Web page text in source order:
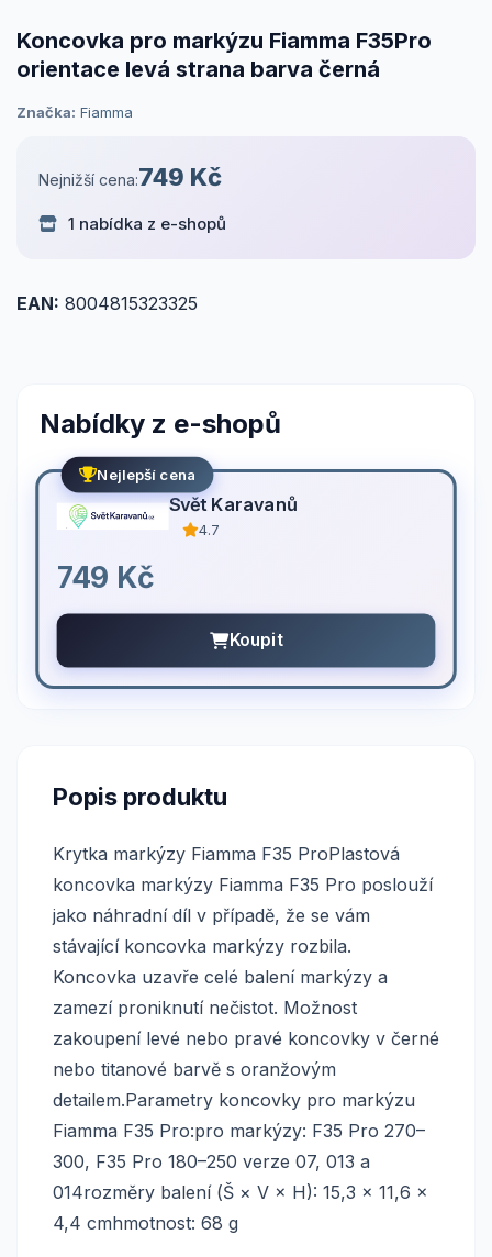
Koncovka pro markýzu Fiamma F35Pro
orientace levá strana barva černá
Značka: Fiamma
Nejnižší cena:749 Kč
1 nabídka z e-shopů
EAN: 8004815323325
Nabídky z e-shopů
Nejlepší cena
Svět Karavanů
4.7
749 Kč
Koupit
Popis produktu
Krytka markýzy Fiamma F35 ProPlastová
koncovka markýzy Fiamma F35 Pro poslouží
jako náhradní díl v případě, že se vám
stávající koncovka markýzy rozbila.
Koncovka uzavře celé balení markýzy a
zamezí proniknutí nečistot. Možnost
zakoupení levé nebo pravé koncovky v černé
nebo titanové barvě s oranžovým
detailem.Parametry koncovky pro markýzu
Fiamma F35 Pro:pro markýzy: F35 Pro 270–
300, F35 Pro 180–250 verze 07, 013 a
014rozměry balení (Š × V × H): 15,3 × 11,6 ×
4,4 cmhmotnost: 68 g